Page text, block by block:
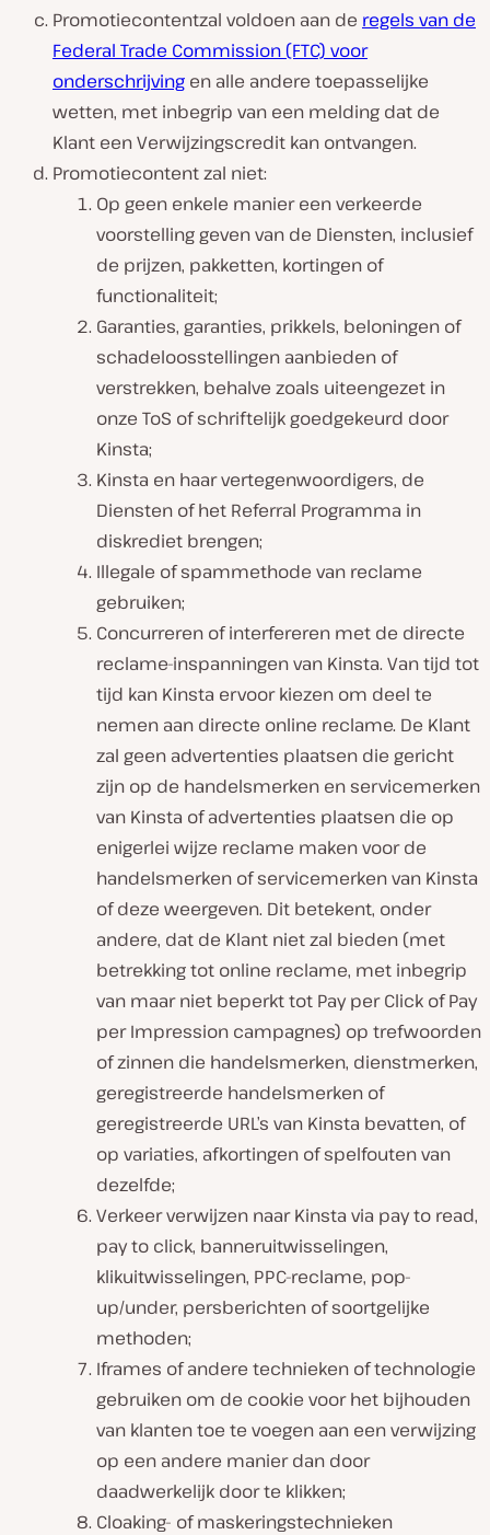
Promotiecontentzal voldoen aan de regels van de
Federal Trade Commission (FTC) voor
onderschrijving en alle andere toepasselijke
wetten, met inbegrip van een melding dat de
Klant een Verwijzingscredit kan ontvangen.
Promotiecontent zal niet:
Op geen enkele manier een verkeerde
voorstelling geven van de Diensten, inclusief
de prijzen, pakketten, kortingen of
functionaliteit;
Garanties, garanties, prikkels, beloningen of
schadeloosstellingen aanbieden of
verstrekken, behalve zoals uiteengezet in
onze ToS of schriftelijk goedgekeurd door
Kinsta;
Kinsta en haar vertegenwoordigers, de
Diensten of het Referral Programma in
diskrediet brengen;
Illegale of spammethode van reclame
gebruiken;
Concurreren of interfereren met de directe
reclame-inspanningen van Kinsta. Van tijd tot
tijd kan Kinsta ervoor kiezen om deel te
nemen aan directe online reclame. De Klant
zal geen advertenties plaatsen die gericht
zijn op de handelsmerken en servicemerken
van Kinsta of advertenties plaatsen die op
enigerlei wijze reclame maken voor de
handelsmerken of servicemerken van Kinsta
of deze weergeven. Dit betekent, onder
andere, dat de Klant niet zal bieden (met
betrekking tot online reclame, met inbegrip
van maar niet beperkt tot Pay per Click of Pay
per Impression campagnes) op trefwoorden
of zinnen die handelsmerken, dienstmerken,
geregistreerde handelsmerken of
geregistreerde URL’s van Kinsta bevatten, of
op variaties, afkortingen of spelfouten van
dezelfde;
Verkeer verwijzen naar Kinsta via pay to read,
pay to click, banneruitwisselingen,
klikuitwisselingen, PPC-reclame, pop-
up/under, persberichten of soortgelijke
methoden;
Iframes of andere technieken of technologie
gebruiken om de cookie voor het bijhouden
van klanten toe te voegen aan een verwijzing
op een andere manier dan door
daadwerkelijk door te klikken;
Cloaking- of maskeringstechnieken